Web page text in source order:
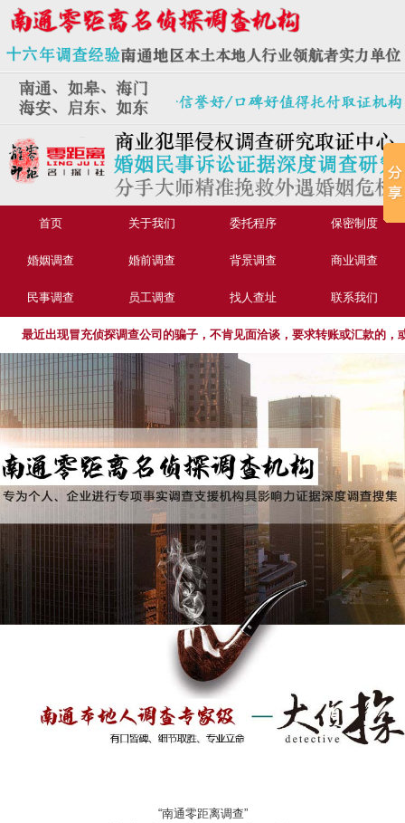
首页 关于我们 委托程序 保密制度
婚姻调查 婚前调查 背景调查 商业调查
民事调查 员工调查 找人查址 联系我们
近出现冒充侦探调查公司的骗子，不肯见面洽谈，要求转账或汇款的，或
“南通零距离调查”